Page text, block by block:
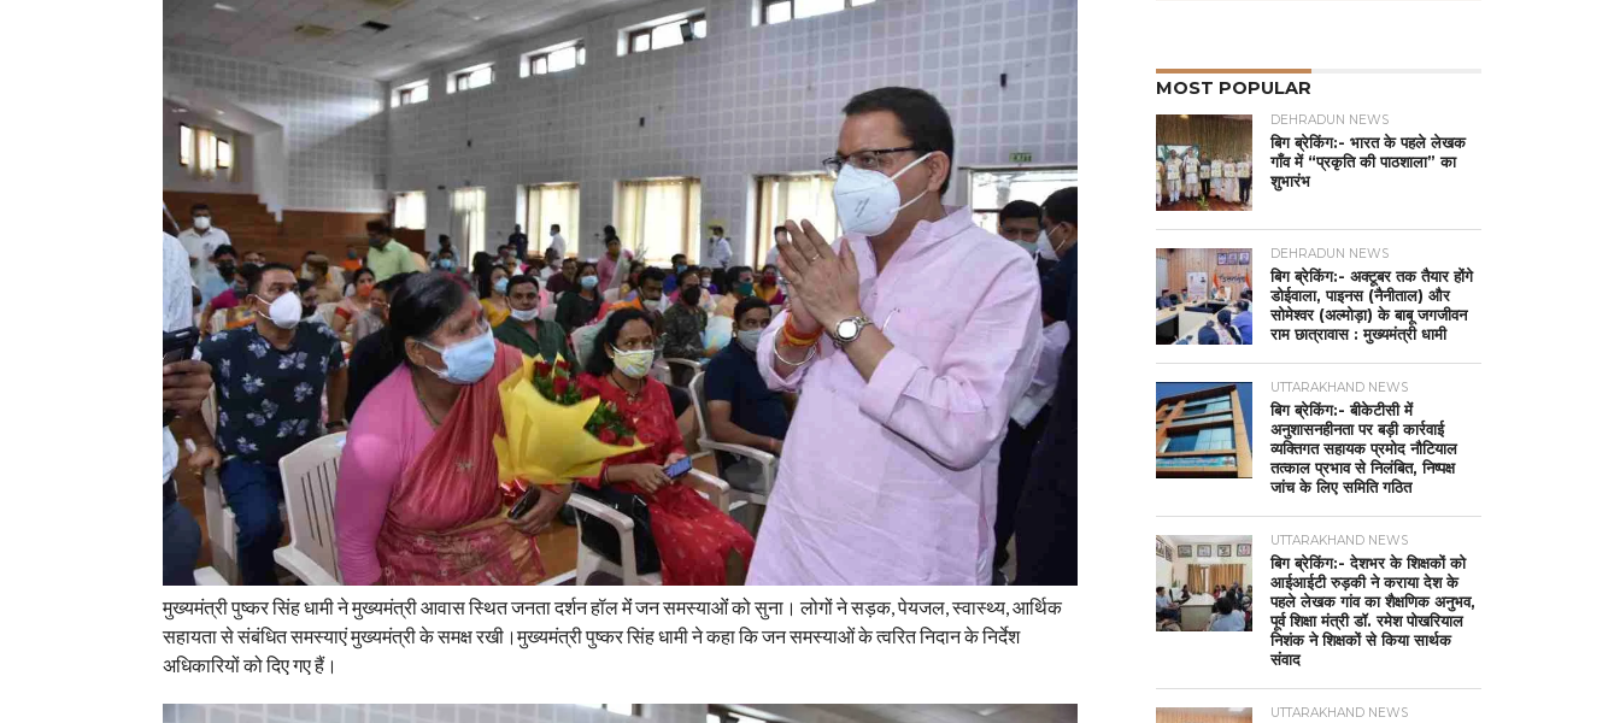
मुख्यमंत्री पुष्कर सिंह धामी ने मुख्यमंत्री आवास स्थित जनता दर्शन हॉल मेंं जन समस्याओंं को सुना। लोगों ने सड़क, पेयजल, स्वास्थ्य, आर्थिक
सहायता से संबंधित समस्याएं मुख्यमंत्री के समक्ष रखी।मुख्यमंत्री पुष्कर सिंह धामी ने कहा कि जन समस्याओं के त्वरित निदान के निर्देश
अधिकारियों को दिए गए हैं।
MOST POPULAR
DEHRADUN NEWS
बिग ब्रेकिंग:- भारत के पहले लेखक
गाँव में “प्रकृति की पाठशाला” का
शुभारंभ
DEHRADUN NEWS
बिग ब्रेकिंग:- अक्टूबर तक तैयार होंगे
डोईवाला, पाइनस (नैनीताल) और
सोमेश्वर (अल्मोड़ा) के बाबू जगजीवन
राम छात्रावास : मुख्यमंत्री धामी
UTTARAKHAND NEWS
बिग ब्रेकिंग:- बीकेटीसी में
अनुशासनहीनता पर बड़ी कार्रवाई
व्यक्तिगत सहायक प्रमोद नौटियाल
तत्काल प्रभाव से निलंबित, निष्पक्ष
जांच के लिए समिति गठित
UTTARAKHAND NEWS
बिग ब्रेकिंग:- देशभर के शिक्षकों को
आईआईटी रुड़की ने कराया देश के
पहले लेखक गांव का शैक्षणिक अनुभव,
पूर्व शिक्षा मंत्री डॉ. रमेश पोखरियाल
निशंक ने शिक्षकों से किया सार्थक
संवाद
UTTARAKHAND NEWS